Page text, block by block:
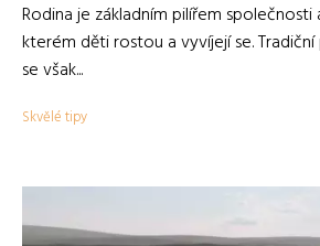
Rodina je základním pilířem
kterém děti rostou a vyvíjejí se.
se však...
Skvělé tipy